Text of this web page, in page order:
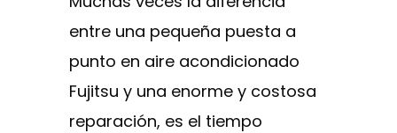
entre una pequeña puesta a
punto en aire acondicionado
Fujitsu y una enorme y costosa
reparación, es el tiempo